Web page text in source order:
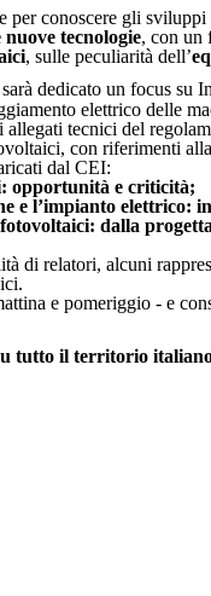
per conoscere gli
tecnologie, con un
, sulle peculiarità dell’
dedicato un focus su
elettrico delle
tecnici del
con riferimenti
dal CEI:
opportunità e criticità;
e l’impianto elettrico:
dalla
di relatori, alcuni
e pomeriggio - e
tutto il territorio